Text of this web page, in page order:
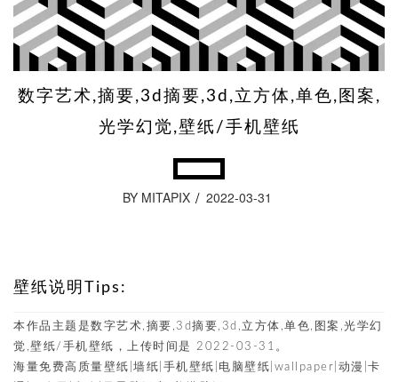
数字艺术,摘要,3d摘要,3d,立方体,单色,图案,
光学幻觉,壁纸/手机壁纸
BY MITAPIX 2022-03-31
壁纸说明Tips:
本作品主题是数字艺术,摘要,3d摘要,3d,立方体,单色,图案,光学幻
觉,壁纸/手机壁纸，上传时间是 2022-03-31。
海量免费高质量壁纸|墙纸|手机壁纸|电脑壁纸|wallpaper|动漫|卡